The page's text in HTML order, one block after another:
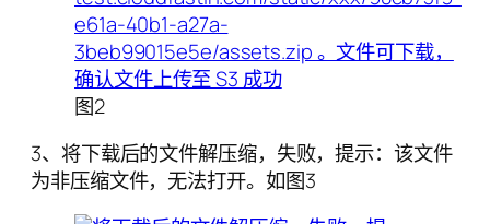
图2
3、将下载后的文件解压缩，失败，提示：该文件
为非压缩文件，无法打开。如图3